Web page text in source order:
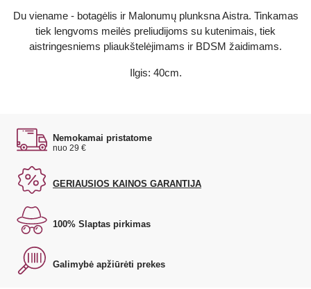
Du viename - botagėlis ir Malonumų plunksna Aistra. Tinkamas
tiek lengvoms meilės preliudijoms su kutenimais, tiek
aistringesniems pliaukštelėjimams ir BDSM žaidimams.
Ilgis: 40cm.
Nemokamai pristatome
nuo 29 €
GERIAUSIOS KAINOS GARANTIJA
100% Slaptas pirkimas
Galimybė apžiūrėti prekes